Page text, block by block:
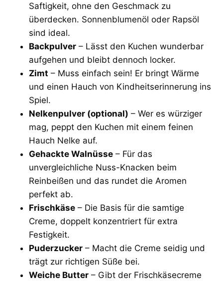
Saftigkeit, ohne den Geschmack zu
überdecken. Sonnenblumenöl oder Rapsöl
sind ideal.
Backpulver – Lässt den Kuchen wunderbar
aufgehen und bleibt dennoch locker.
Zimt – Muss einfach sein! Er bringt Wärme
und einen Hauch von Kindheitserinnerung ins
Spiel.
Nelkenpulver (optional) – Wer es würziger
mag, peppt den Kuchen mit einem feinen
Hauch Nelke auf.
Gehackte Walnüsse – Für das
unvergleichliche Nuss-Knacken beim
Reinbeißen und das rundet die Aromen
perfekt ab.
Frischkäse – Die Basis für die samtige
Creme, doppelt konzentriert für extra
Festigkeit.
Puderzucker – Macht die Creme seidig und
trägt zur richtigen Süße bei.
Weiche Butter – Gibt der Frischkäsecreme